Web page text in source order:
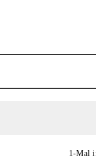
1-Mal